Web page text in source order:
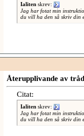
Ialitenskrev:
Jag har fotat min
du vill ha den så skriv din
Återupplivande av tråd
Citat:
Ialitenskrev:
Jag har fotat min
du vill ha den så skriv din